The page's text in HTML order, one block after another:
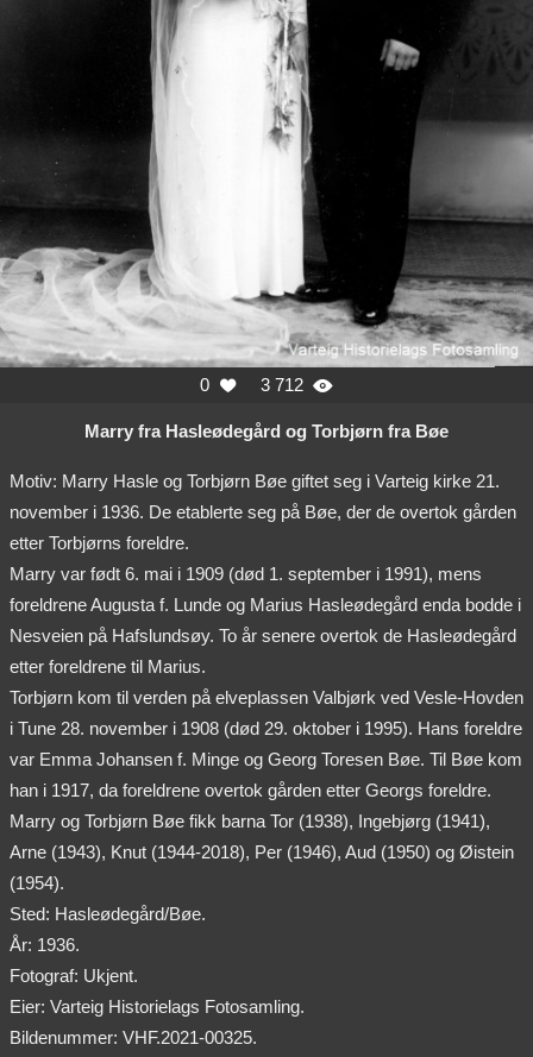
0  3 712 
Marry fra Hasleødegård og Torbjørn fra Bøe
Motiv: Marry Hasle og Torbjørn Bøe giftet seg i Varteig kirke 21.
november i 1936. De etablerte seg på Bøe, der de overtok gården
etter Torbjørns foreldre.
Marry var født 6. mai i 1909 (død 1. september i 1991), mens
foreldrene Augusta f. Lunde og Marius Hasleødegård enda bodde i
Nesveien på Hafslundsøy. To år senere overtok de Hasleødegård
etter foreldrene til Marius.
Torbjørn kom til verden på elveplassen Valbjørk ved Vesle-Hovden
i Tune 28. november i 1908 (død 29. oktober i 1995). Hans foreldre
var Emma Johansen f. Minge og Georg Toresen Bøe. Til Bøe kom
han i 1917, da foreldrene overtok gården etter Georgs foreldre.
Marry og Torbjørn Bøe fikk barna Tor (1938), Ingebjørg (1941),
Arne (1943), Knut (1944-2018), Per (1946), Aud (1950) og Øistein
(1954).
Sted: Hasleødegård/Bøe.
År: 1936.
Fotograf: Ukjent.
Eier: Varteig Historielags Fotosamling.
Bildenummer: VHF.2021-00325.